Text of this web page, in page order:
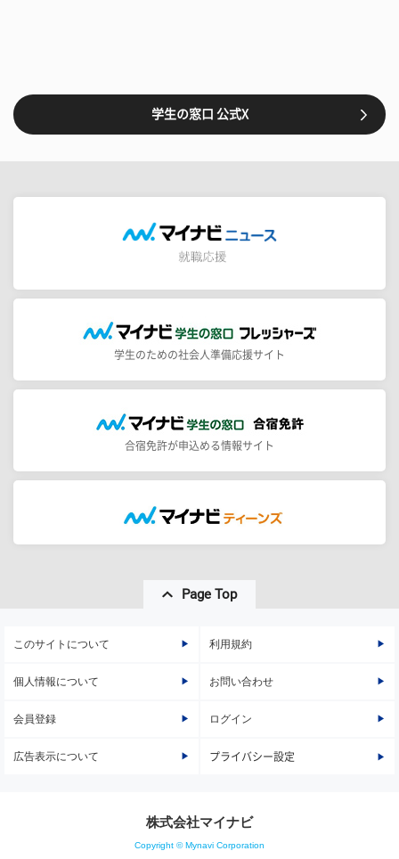
学生の窓口 公式X
学生のための社会人準備応援サイト
合宿免許が申込める情報サイト
Page Top
このサイトについて 利用規約
個人情報について お問い合わせ
会員登録 ログイン
広告表示について プライバシー設定
株式会社マイナビ
Copyright © Mynavi Corporation